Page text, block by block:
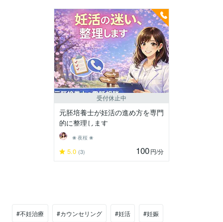
受付休止中
元胚培養士が妊活の進め方を専門
的に整理します
❀ 夜桜 ❀
5.0 (3) 100円/分
#不妊治療 #カウンセリング #妊活 #妊娠